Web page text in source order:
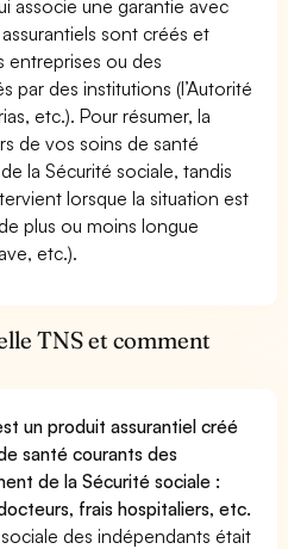
associe une garantie avec
sont créés et
entreprises ou des
par des institutions (l’Autorité
etc.). Pour résumer, la
de vos soins de santé
la Sécurité sociale, tandis
lorsque la situation est
plus ou moins longue
etc.).
TNS et comment
un produit assurantiel créé
santé courants des
de la Sécurité sociale :
frais hospitaliers, etc.
des indépendants était